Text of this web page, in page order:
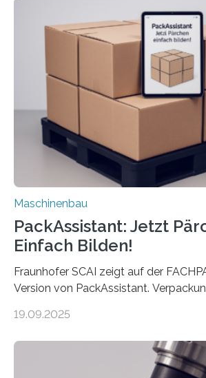
Die zugrunde liegende Methodik lässt
anderen Maschinen übertragen. Eine
umzurüsten ist ein Job für echte
Maschine faltet in Druckereien
Landkarten und vieles mehr –
Exemplare pro Stunde. Je nach
Auftrag kann das Umrüsten…
Maschinenbau
PackAssistant: Jetzt
Einfach Bilden!
Fraunhofer SCAI zeigt auf der
Version von PackAssistant.
Automobil, Maschinenbau und in der
Teile als eine Einheit verpacken. Die
der Benutzer vorgeben und erhält so
19.09.2025